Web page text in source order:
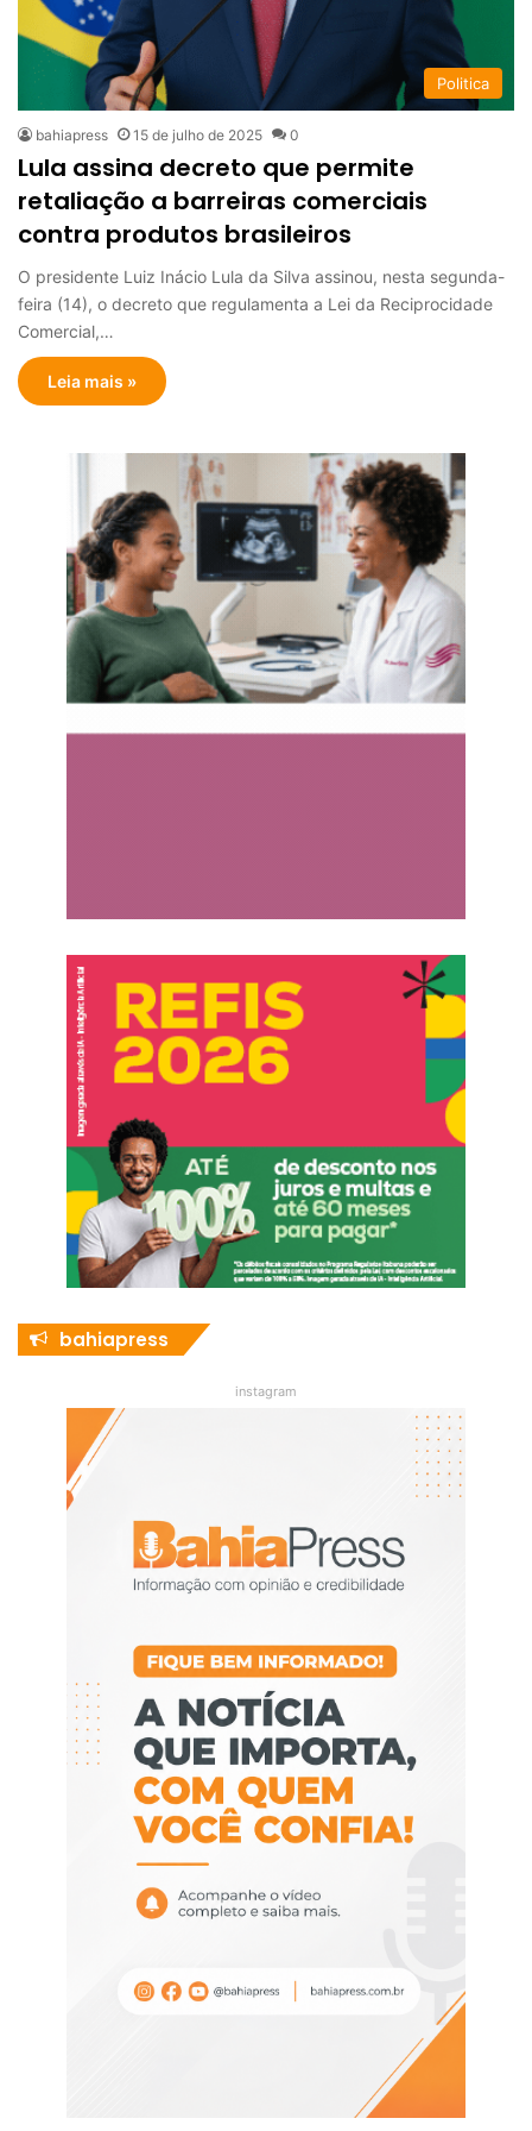
Politica
bahiapress 15 de julho de 2025 0
Lula assina decreto que permite
retaliação a barreiras comerciais
contra produtos brasileiros
O presidente Luiz Inácio Lula da Silva assinou, nesta segunda-
feira (14), o decreto que regulamenta a Lei da Reciprocidade
Comercial,…
Leia mais »
bahiapress
instagram